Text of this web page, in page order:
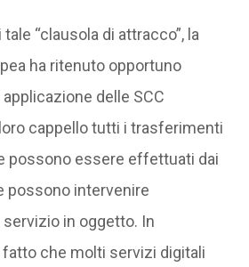
“clausola di attracco”, la
ha ritenuto opportuno
delle SCC
cappello tutti i trasferimenti
possono essere effettuati dai
possono intervenire
servizio in oggetto. In
che molti servizi digitali